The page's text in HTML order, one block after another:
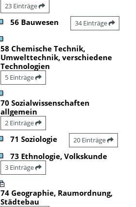
23 Einträge
56 Bauwesen 34 Einträge
58 Chemische Technik,
Umwelttechnik, verschiedene
Technologien
5 Einträge
70 Sozialwissenschaften
allgemein
2 Einträge
71 Soziologie 20 Einträge
73 Ethnologie, Volkskunde
3 Einträge
74 Geographie, Raumordnung,
Städtebau